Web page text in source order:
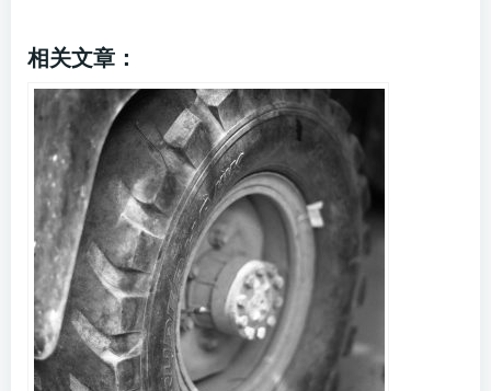
相关文章：